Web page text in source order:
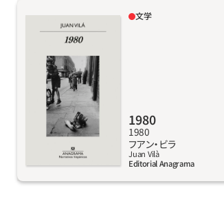
本書『1980』はすべての家族に当てはまる
だ。少なくともほぼすべての家族に。つま
陥のある家族。ごく一般的な家族ともいう
こには性的虐待もなければ暴力もない。い
は強い、たぶん強すぎる女たちと、死んで
かあるいは生死不明の男たち。70年代の終わ
のマドリードに、マリア・ヒメネスの歌を聞
国民党創設者のマヌエル・フラガを押しの
可能性をもてあそぶ進歩的な母親がいた。
然、未亡人になって自由を手に入れるが、彼
には育てなければならない子どもが3人
文学
1980
1980
フアン‧ビラ
Juan Vilà
Editorial Anagrama